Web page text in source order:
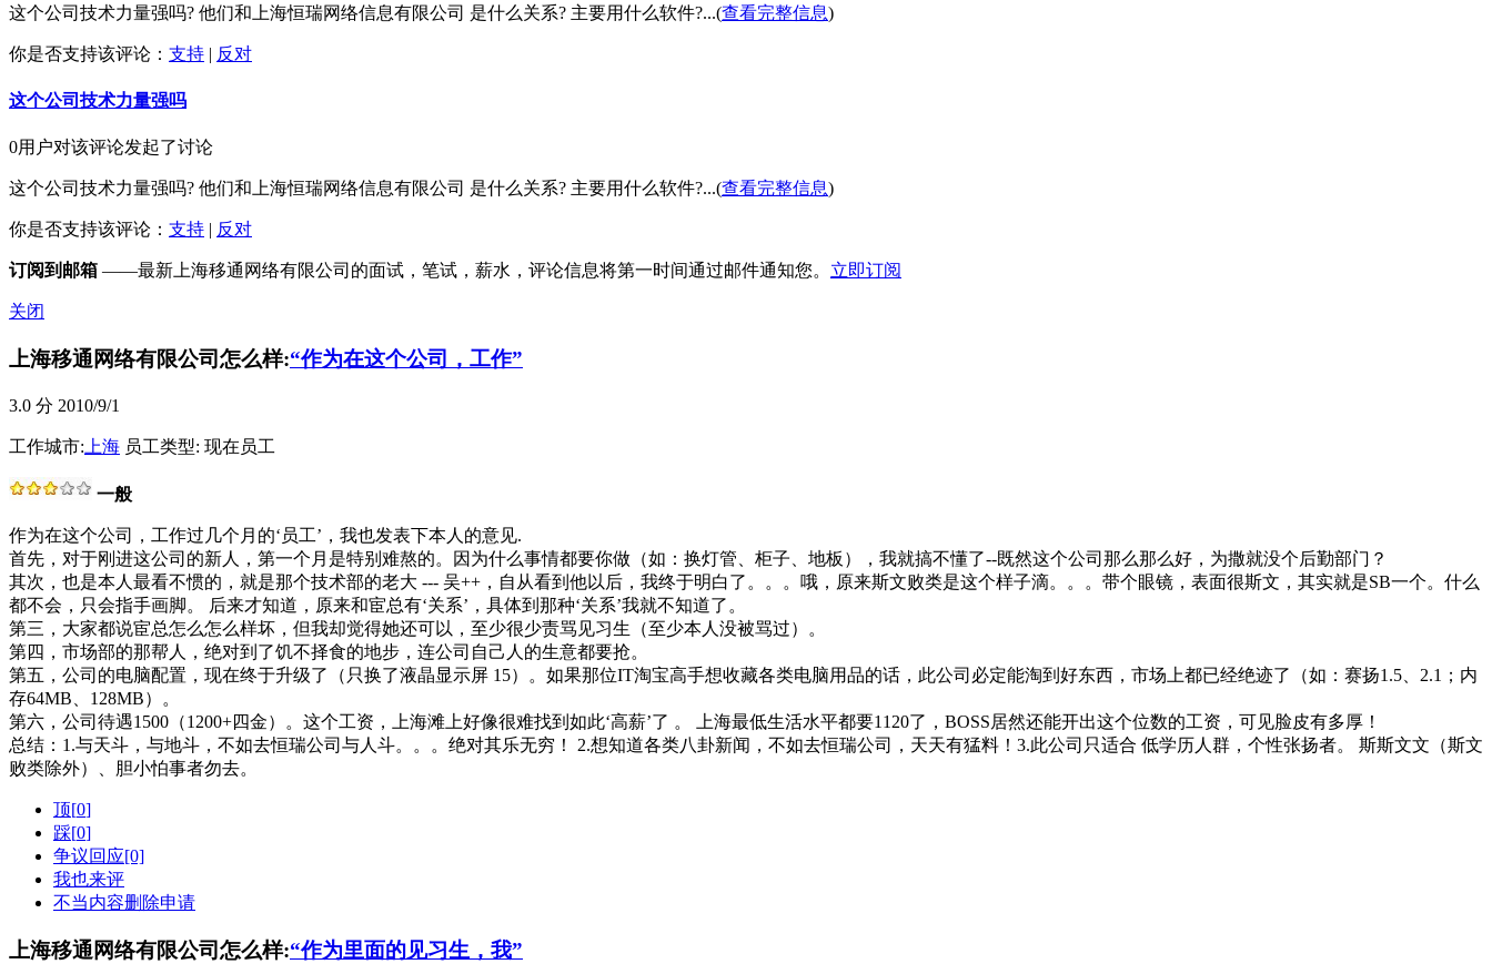
这个公司技术力量强吗? 他们和上海恒瑞网络信息有限公司 是什么关系? 主要用什么软件?...(查看完整信息)
你是否支持该评论： 支持 | 反对
这个公司技术力量强吗
0用户对该评论发起了讨论
这个公司技术力量强吗? 他们和上海恒瑞网络信息有限公司 是什么关系? 主要用什么软件?...(查看完整信息)
你是否支持该评论： 支持 | 反对
订阅到邮箱 ——最新上海移通网络有限公司的面试，笔试，薪水，评论信息将第一时间通过邮件通知您。 立即订阅
关闭
上海移通网络有限公司怎么样:“作为在这个公司，工作”
3.0 分 2010/9/1
工作城市: 上海 员工类型: 现在员工
一般
作为在这个公司，工作过几个月的‘员工’，我也发表下本人的意见.
首先，对于刚进这公司的新人，第一个月是特别难熬的。因为什么事情都要你做（如：换灯管、柜子、地板），我就搞不懂了--既然这个公司那么那么好，为撒就没个后勤部门？
其次，也是本人最看不惯的，就是那个技术部的老大 --- 吴++，自从看到他以后，我终于明白了。。。哦，原来斯文败类是这个样子滴。。。带个眼镜，表面很斯文，其实就是SB一个。什么
都不会，只会指手画脚。 后来才知道，原来和宦总有‘关系’，具体到那种‘关系’我就不知道了。
第三，大家都说宦总怎么怎么样坏，但我却觉得她还可以，至少很少责骂见习生（至少本人没被骂过）。
第四，市场部的那帮人，绝对到了饥不择食的地步，连公司自己人的生意都要抢。
第五，公司的电脑配置，现在终于升级了（只换了液晶显示屏 15）。如果那位IT淘宝高手想收藏各类电脑用品的话，此公司必定能淘到好东西，市场上都已经绝迹了（如：赛扬1.5、2.1；内
存64MB、128MB）。
第六，公司待遇1500（1200+四金）。这个工资，上海滩上好像很难找到如此‘高薪’了 。 上海最低生活水平都要1120了，BOSS居然还能开出这个位数的工资，可见脸皮有多厚！
总结：1.与天斗，与地斗，不如去恒瑞公司与人斗。。。绝对其乐无穷！ 2.想知道各类八卦新闻，不如去恒瑞公司，天天有猛料！3.此公司只适合 低学历人群，个性张扬者。 斯斯文文（斯文
败类除外）、胆小怕事者勿去。
顶[0]
踩[0]
争议回应[0]
我也来评
不当内容删除申请
上海移通网络有限公司怎么样:“作为里面的见习生，我”